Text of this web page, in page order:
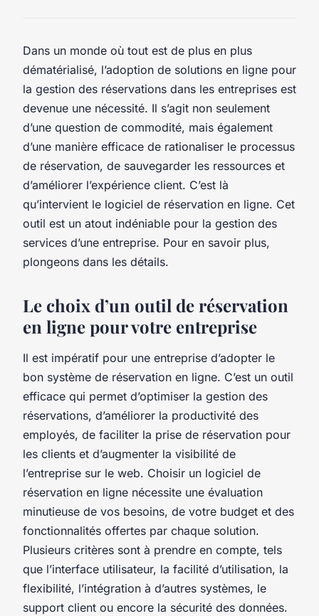
Dans un monde où tout est de plus en plus
dématérialisé, l’adoption de solutions en ligne pour
la gestion des réservations dans les entreprises est
devenue une nécessité. Il s’agit non seulement
d’une question de commodité, mais également
d’une manière efficace de rationaliser le processus
de réservation, de sauvegarder les ressources et
d’améliorer l’expérience client. C’est là
qu’intervient le logiciel de réservation en ligne. Cet
outil est un atout indéniable pour la gestion des
services d’une entreprise. Pour en savoir plus,
plongeons dans les détails.
Le choix d’un outil de réservation
en ligne pour votre entreprise
Il est impératif pour une entreprise d’adopter le
bon système de réservation en ligne. C’est un outil
efficace qui permet d’optimiser la gestion des
réservations, d’améliorer la productivité des
employés, de faciliter la prise de réservation pour
les clients et d’augmenter la visibilité de
l’entreprise sur le web. Choisir un logiciel de
réservation en ligne nécessite une évaluation
minutieuse de vos besoins, de votre budget et des
fonctionnalités offertes par chaque solution.
Plusieurs critères sont à prendre en compte, tels
que l’interface utilisateur, la facilité d’utilisation, la
flexibilité, l’intégration à d’autres systèmes, le
support client ou encore la sécurité des données.